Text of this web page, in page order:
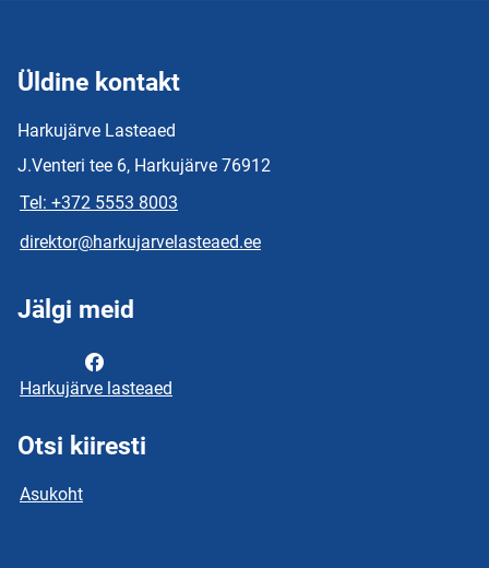
Üldine kontakt
Harkujärve Lasteaed
J.Venteri tee 6, Harkujärve 76912
Tel: +372 5553 8003
direktor@harkujarvelasteaed.ee
Jälgi meid
Harkujärve lasteaed
Otsi kiiresti
Asukoht